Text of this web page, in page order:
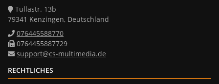
Tullastr. 13b
79341 Kenzingen, Deutschland
076445588770
0764455887729
support@cs-multimedia.de
RECHTLICHES